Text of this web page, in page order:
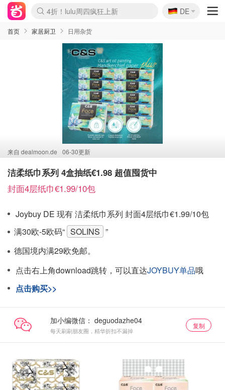
Boticinal 夏促开抢！
4折！lulu周四疯狂上新
还没结束！&OtherStories大促
Joybuy变相75折 随时失效
速领！Stanley独家85折
疑似霸哥！Camper额外叠85折
Zalando 奥莱闪促！每日更新
Moncler反季囤！5折起+叠9折
Coach Brooklyn仅€192
🇩🇪
DE
首页 家居厨卫 日用杂货
来自 dealmoon.de 06-30更新
洁柔纸巾系列 4盒抽纸€1.98 超值囤货中
封面4层纸巾€1.99/10包
Joybuy DE 现有 洁柔纸巾系列 封面4层纸巾€1.99/10包
满30欧-5欧码“ SOLINS ”
德国境内满29欧免邮。
点击右上角download跳转，可以直达JOYBUY单品哦
点击购买>>
加小编微信：
每天刷刷朋友圈，精华折扣不漏掉
复制